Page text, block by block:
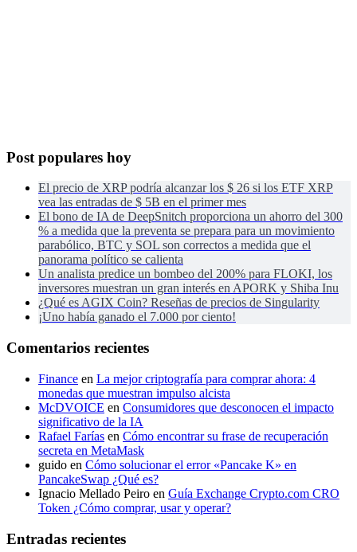
Post populares hoy
El precio de XRP podría alcanzar los $ 26 si los ETF XRP
vea las entradas de $ 5B en el primer mes
El bono de IA de DeepSnitch proporciona un ahorro del 300
% a medida que la preventa se prepara para un movimiento
parabólico, BTC y SOL son correctos a medida que el
panorama político se calienta
Un analista predice un bombeo del 200% para FLOKI, los
inversores muestran un gran interés en APORK y Shiba Inu
¿Qué es AGIX Coin? Reseñas de precios de Singularity
¡Uno había ganado el 7.000 por ciento!
Comentarios recientes
Finance en La mejor criptografía para comprar ahora: 4
monedas que muestran impulso alcista
McDVOICE en Consumidores que desconocen el impacto
significativo de la IA
Rafael Farías en Cómo encontrar su frase de recuperación
secreta en MetaMask
guido en Cómo solucionar el error «Pancake K» en
PancakeSwap ¿Qué es?
Ignacio Mellado Peiro en Guía Exchange Crypto.com CRO
Token ¿Cómo comprar, usar y operar?
Entradas recientes